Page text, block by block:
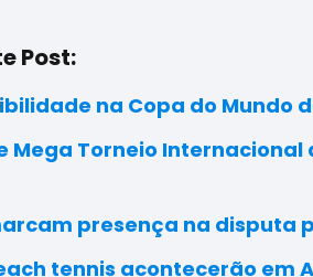
Post:
na Copa do Mundo
Mega Torneio
presença na disputa
tennis acontecerão em